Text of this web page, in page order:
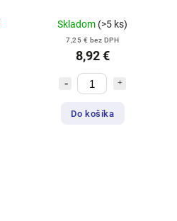
Skladom (>5 ks)
7,25 € bez DPH
8,92 €
Do košíka